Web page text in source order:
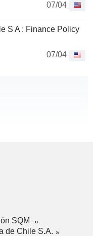
07/04
S A : Finance Policy
07/04
SQM
de Chile S.A.